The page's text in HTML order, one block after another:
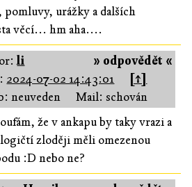
pomluvy, urážky a dalších
věcí... hm aha....
» odpovědět «
li
2024-07-02 14:43:01
[↑]
neuveden
Mail: schován
že v ankapu by taky vrazi a
zloději měli omezenou
:D nebo ne?